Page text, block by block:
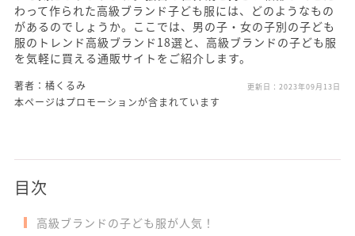
わって作られた高級ブランド子ども服には、どのようなもの
があるのでしょうか。ここでは、男の子・女の子別の子ども
服のトレンド高級ブランド18選と、高級ブランドの子ども服
を気軽に買える通販サイトをご紹介します。
著者：橘くるみ 更新日： 2023年09月13日
本ページはプロモーションが含まれています
目次
高級ブランドの子ども服が人気！